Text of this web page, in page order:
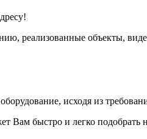
реализованные объекты,
исходя из
Вам быстро и легко подобрать